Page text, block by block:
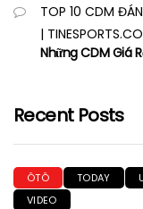
TOP 10 CDM
|
Những CDM Giá
Recent Posts
ÔTÔ TODAY
VIDEO